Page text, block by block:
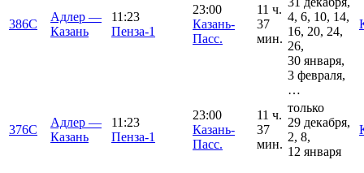
386С
Адлер —
Казань
11:23
Пенза-1
23:00
Казань-
Пасс.
11 ч.
37
мин.
4, 6, 10, 14,
16, 20, 24,
26,
30 января,
3 февраля,
…
376С
Адлер —
Казань
11:23
Пенза-1
23:00
Казань-
Пасс.
11 ч.
37
мин.
только
29 декабря,
2, 8,
12 января